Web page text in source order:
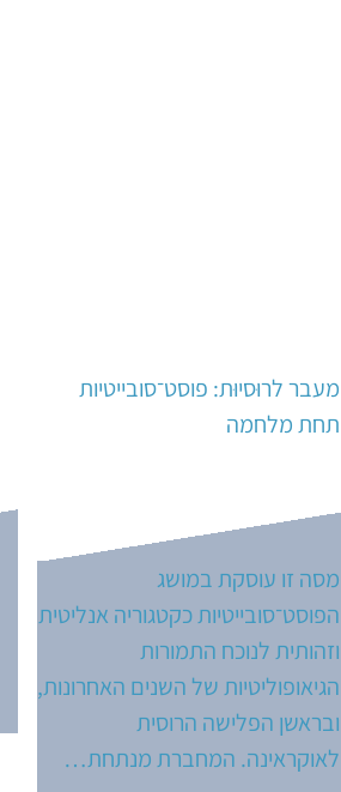
מעבר לרוּסיוּת: פוסט־סובייטיות
תחת מלחמה
מסה זו עוסקת במושג
הפוסט־סובייטיות כקטגוריה אנליטית
וזהותית לנוכח התמורות
הגיאופוליטיות של השנים האחרונות,
ובראשן הפלישה הרוסית
לאוקראינה. המחברת מנתחת…